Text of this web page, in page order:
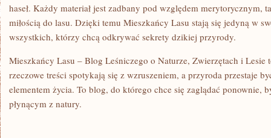
haseł. Każdy materiał jest zadbany pod względem merytorycznym,
miłością do lasu. Dzięki temu Mieszkańcy Lasu stają się jedyną w
wszystkich, którzy chcą odkrywać sekrety dzikiej przyrody.
Mieszkańcy Lasu – Blog Leśniczego o Naturze, Zwierzętach i Lesie
rzeczowe treści spotykają się z wzruszeniem, a przyroda przestaje
elementem życia. To blog, do którego chce się zaglądać ponownie,
płynącym z natury.